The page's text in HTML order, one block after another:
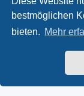
bestmöglichen
bieten. Mehr